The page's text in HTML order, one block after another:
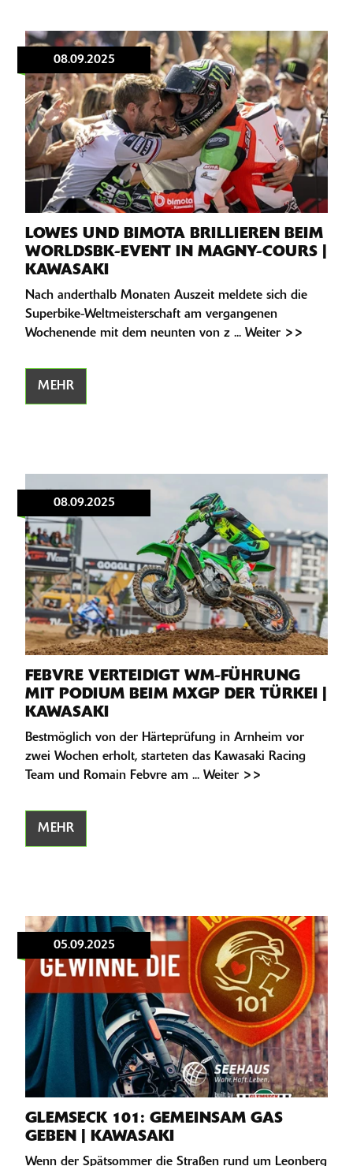
08.09.2025
LOWES UND BIMOTA BRILLIEREN BEIM
WORLDSBK-EVENT IN MAGNY-COURS |
KAWASAKI
Nach anderthalb Monaten Auszeit meldete sich die
Superbike-Weltmeisterschaft am vergangenen
Wochenende mit dem neunten von z ... Weiter >>
MEHR
08.09.2025
FEBVRE VERTEIDIGT WM-FÜHRUNG
MIT PODIUM BEIM MXGP DER TÜRKEI |
KAWASAKI
Bestmöglich von der Härteprüfung in Arnheim vor
zwei Wochen erholt, starteten das Kawasaki Racing
Team und Romain Febvre am ... Weiter >>
MEHR
05.09.2025
GLEMSECK 101: GEMEINSAM GAS
GEBEN | KAWASAKI
Wenn der Spätsommer die Straßen rund um Leonberg